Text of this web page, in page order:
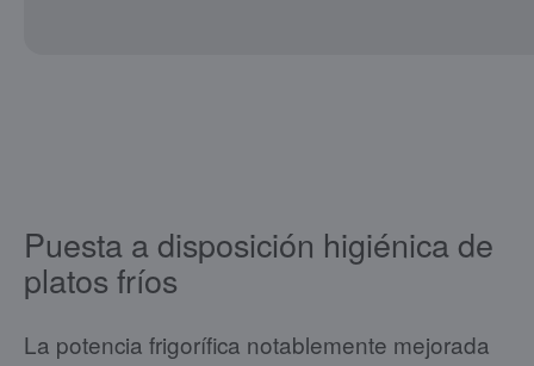
Puesta a disposición higiénica de
platos fríos
La potencia frigorífica notablemente mejorada